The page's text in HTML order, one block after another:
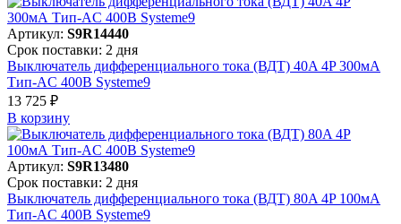
Артикул: S9R14440
Срок поставки: 2 дня
Выключатель дифференциального тока (ВДТ) 40A 4P 300мА
Тип-AC 400В Systeme9
13 725 ₽
В корзинy
Артикул: S9R13480
Срок поставки: 2 дня
Выключатель дифференциального тока (ВДТ) 80A 4P 100мА
Тип-AC 400В Systeme9